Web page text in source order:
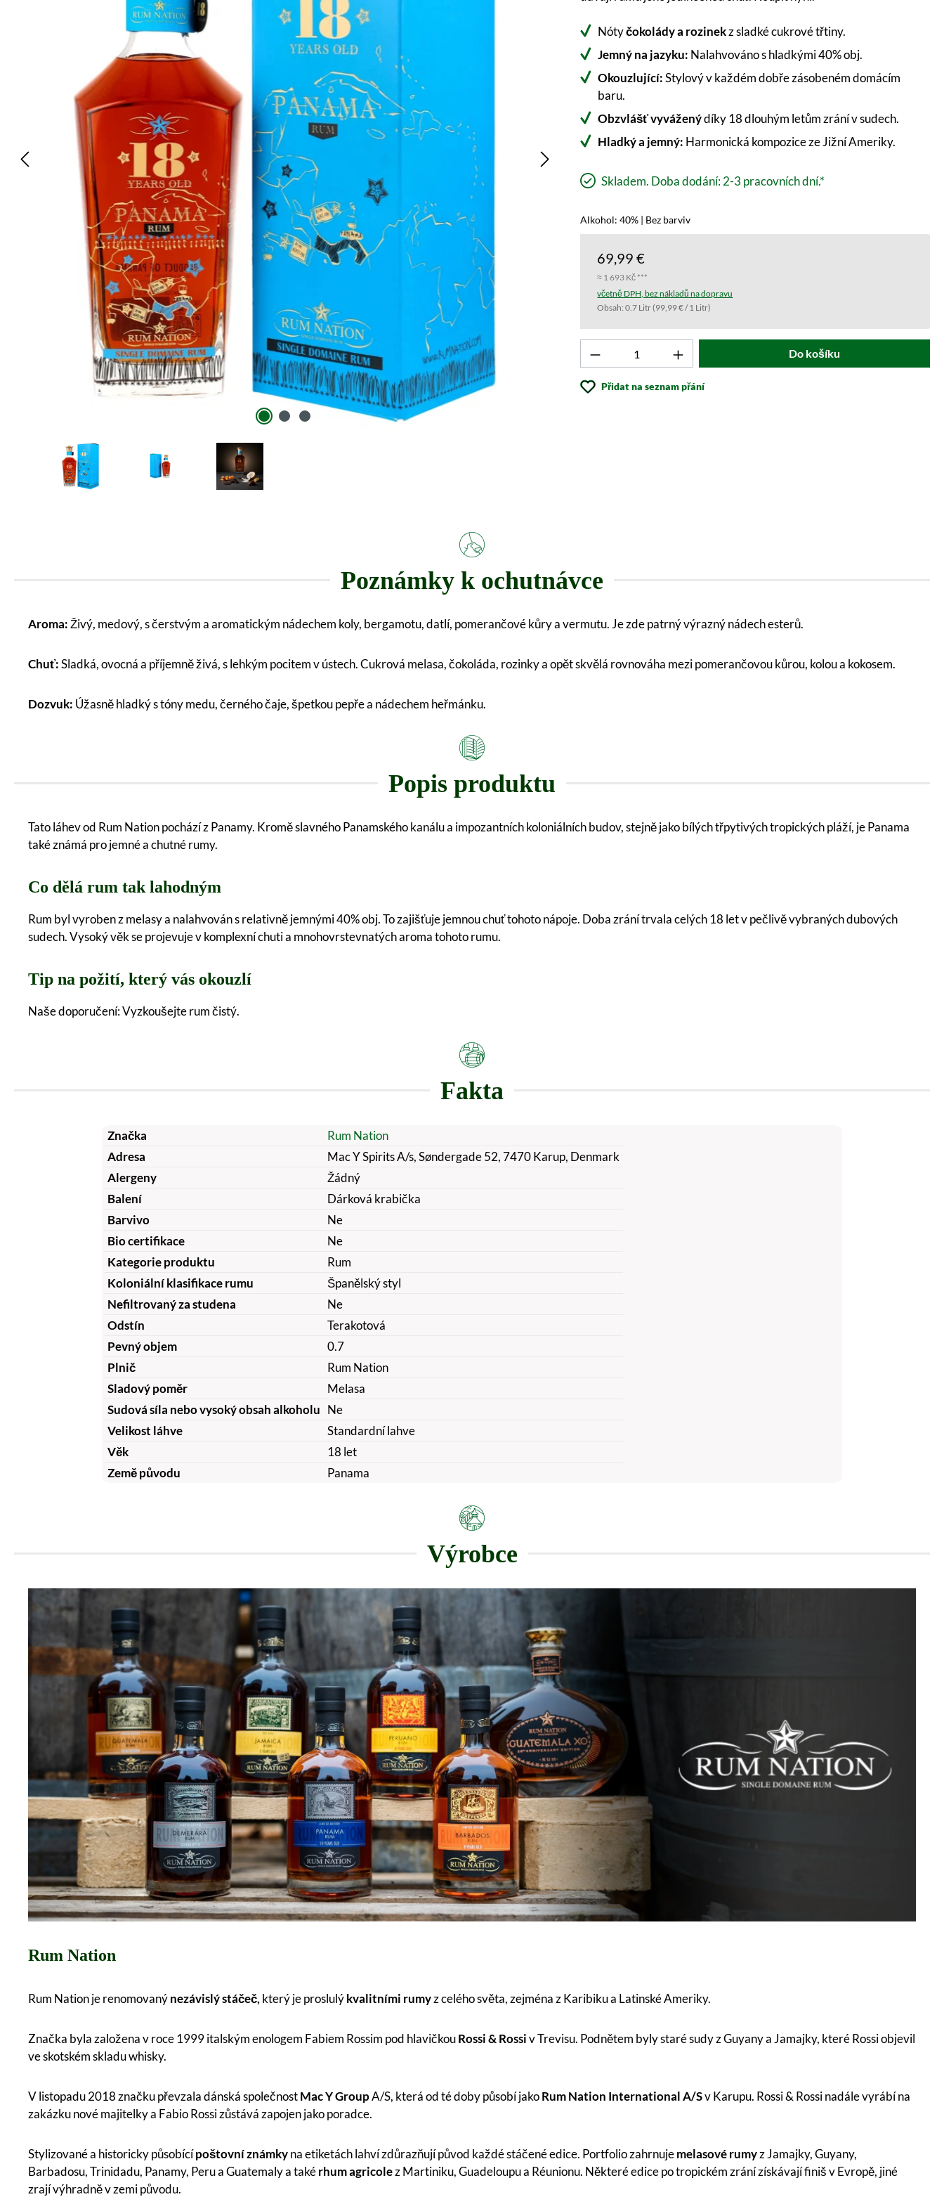
Nótyčokolády a rozinekz sladké cukrové třtiny.
Jemný na jazyku: Nalahvováno s hladkými 40% obj.
Okouzlující:Stylový v každém dobře zásobeném domácím
baru.
Obzvlášť vyváženýdíky 18 dlouhým letům zrání v sudech.
Hladký a jemný: Harmonická kompozice ze Jižní Ameriky.
Skladem. Doba dodání: 2-3 pracovních dní.*
Alkohol: 40% | Bez barviv
69,99 €
≈ 1 693 Kč ***
včetně DPH, bez nákladů na dopravu
Obsah:0.7 Litr(99,99 € / 1 Litr)
Produkt počet: Zadejte požadovanou hodnotu
Do košíku
Přidat na seznam přání
Poznámky k ochutnávce
Aroma:Živý, medový, s čerstvým a aromatickým nádechem koly, bergamotu, datlí, pomerančové kůry a vermutu. Je zde patrný výrazný nádech esterů.
Chuť:Sladká, ovocná a příjemně živá, s lehkým pocitem v ústech. Cukrová melasa, čokoláda, rozinky a opět skvělá rovnováha mezi pomerančovou kůrou, kolou a kokosem.
Dozvuk: Úžasně hladký s tóny medu, černého čaje, špetkou pepře a nádechem heřmánku.
Popis produktu
Tato láhev od Rum Nation pochází z Panamy. Kromě slavného Panamského kanálu a impozantních koloniálních budov, stejně jako bílých třpytivých tropických pláží, je Panama
také známá pro jemné a chutné rumy.
Co dělá rum tak lahodným
Rum byl vyroben z melasy a nalahvován s relativně jemnými 40% obj. To zajišťuje jemnou chuť tohoto nápoje. Doba zrání trvala celých 18 let v pečlivě vybraných dubových
sudech. Vysoký věk se projevuje v komplexní chuti a mnohovrstevnatých aroma tohoto rumu.
Tip na požití, který vás okouzlí
Naše doporučení: Vyzkoušejte rum čistý.
Fakta
Značka
Rum Nation
Adresa
Mac Y Spirits A/s, Søndergade 52, 7470 Karup, Denmark
Alergeny
Žádný
Balení
Dárková krabička
Barvivo
Ne
Bio certifikace
Ne
Kategorie produktu
Rum
Koloniální klasifikace rumu
Španělský styl
Nefiltrovaný za studena
Ne
Odstín
Terakotová
Pevný objem
0.7
Plnič
Rum Nation
Sladový poměr
Melasa
Sudová síla nebo vysoký obsah alkoholu Ne
Velikost láhve
Standardní lahve
Věk
18 let
Země původu
Panama
Výrobce
Rum Nation
Rum Nation je renomovanýnezávislý stáčeč, který je proslulýkvalitními rumyz celého světa, zejména z Karibiku a Latinské Ameriky.
Značka byla založena v roce 1999 italským enologem Fabiem Rossim pod hlavičkouRossi & Rossiv Trevisu. Podnětem byly staré sudy z Guyany a Jamajky, které Rossi objevil
ve skotském skladu whisky.
V listopadu 2018 značku převzala dánská společnostMac Y GroupA/S, která od té doby působí jakoRum Nation International A/Sv Karupu. Rossi & Rossi nadále vyrábí na
zakázku nové majitelky a Fabio Rossi zůstává zapojen jako poradce.
Stylizované a historicky působícípoštovní známkyna etiketách lahví zdůrazňují původ každé stáčené edice. Portfolio zahrnujemelasové rumyz Jamajky, Guyany,
Barbadosu, Trinidadu, Panamy, Peru a Guatemaly a takérhum agricolez Martiniku, Guadeloupu a Réunionu. Některé edice po tropickém zrání získávají finiš v Evropě, jiné
zrají výhradně v zemi původu.